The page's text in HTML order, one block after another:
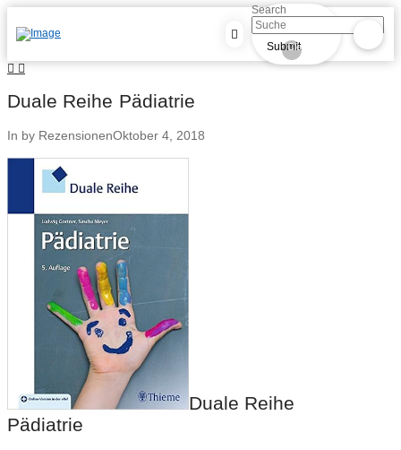
Search
Submit
Clear
Duale Reihe Pädiatrie
In by RezensionenOktober 4, 2018
Duale Reihe
Pädiatrie